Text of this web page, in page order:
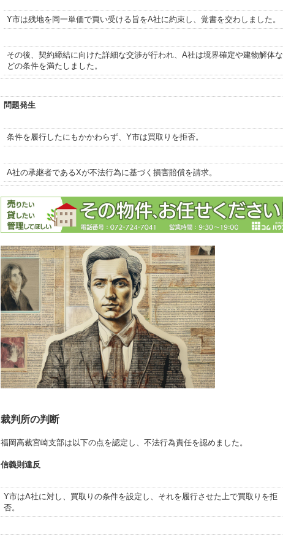
Y市は残地を同一単価で買い受ける旨をA社に約束し、覚書を交わしました。
その後、契約締結に向けた詳細な交渉が行われ、A社は境界確定や建物解体な
どの条件を満たしました。
問題発生
条件を履行したにもかかわらず、Y市は買取りを拒否。
A社の承継者であるXが不法行為に基づく損害賠償を請求。
裁判所の判断
福岡高裁宮崎支部は以下の点を認定し、不法行為責任を認めました。
信義則違反
Y市はA社に対し、買取りの条件を設定し、それを履行させた上で買取りを拒
否。